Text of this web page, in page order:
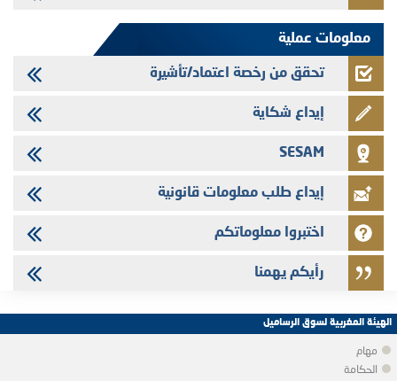
معلومات عملية
تحقق من رخصة اعتماد/تأشيرة
إيداع شكاية
SESAM
إيداع طلب معلومات قانونية
اختبروا معلوماتكم
رأيكم يهمنا
الهيئة المغربية لسوق الرساميل
مهام
الحكامة